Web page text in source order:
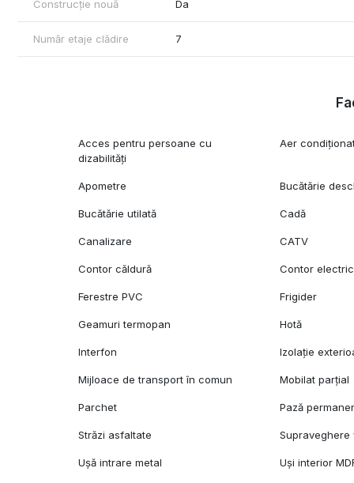
- Restaurante și cafenele: Zona Băneasa găzduiește
Educație:
- Grădinițe de top: Acorns Nursery, Happy Kids, Kids Club
Transport: Acces rapid către DN1 și Aeroportul Internațional
Construcție nouă Da
Număr etaje clădire 7
Acces pentru persoane cu
dizabilități
Aer
Apometre Bucătărie
Bucătărie utilată Cadă
Canalizare CATV
Contor căldură Contor electric
Ferestre PVC Frigider
Geamuri termopan Hotă
Interfon Izolație
Mijloace de transport în comun Mobilat parțial
Parchet Pază
Străzi asfaltate Supraveghere
Ușă intrare metal Uși interior